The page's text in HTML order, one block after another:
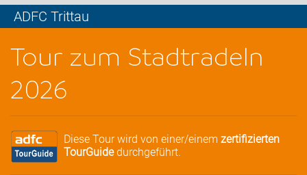
ADFC Trittau
Tour zum Stadtradeln
2026
Diese Tour wird von einer/einem zertifizierten
TourGuidedurchgeführt.